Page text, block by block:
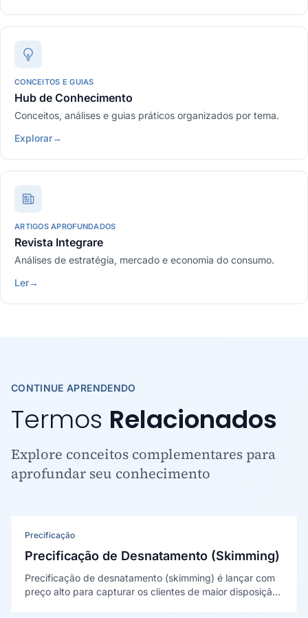
CONCEITOS E GUIAS
Hub de Conhecimento
Conceitos, análises e guias práticos organizados por tema.
Explorar→
ARTIGOS APROFUNDADOS
Revista Integrare
Análises de estratégia, mercado e economia do consumo.
Ler→
CONTINUE APRENDENDO
Termos Relacionados
Explore conceitos complementares para
aprofundar seu conhecimento
Precificação
Precificação de Desnatamento (Skimming)
Precificação de desnatamento (skimming) é lançar com
preço alto para capturar os clientes de maior disposição